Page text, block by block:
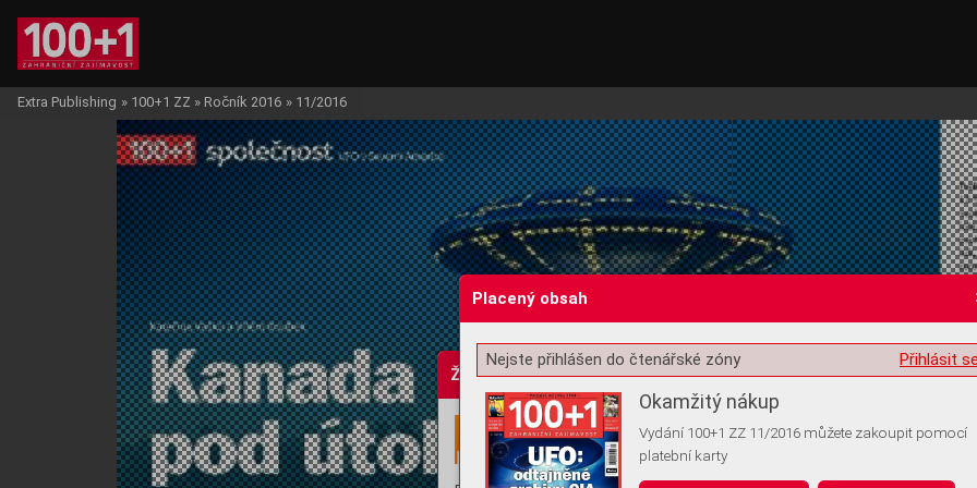
Žádost o souhlas s ukládáním volitelných informací
Extra Publishing » 100+1 ZZ » Ročník 2016 » 11/2016
Placený obsah
Přihlásit
Nejste přihlášen do čtenářské zóny
Okamžitý nákup
Vydání 100+1 ZZ 11/2016 můžete zakoupit pomocí
platební karty